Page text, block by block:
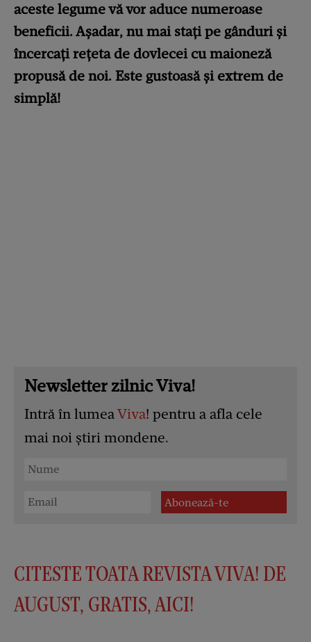
aceste legume vă vor aduce numeroase
beneficii. Așadar, nu mai stați pe gânduri și
încercați rețeta de dovlecei cu maioneză
propusă de noi. Este gustoasă și extrem de
simplă!
Newsletter zilnic Viva!
Intră în lumeaViva! pentru a afla cele
mai noi știri mondene.
CITESTE TOATA REVISTA VIVA! DE
AUGUST, GRATIS, AICI!